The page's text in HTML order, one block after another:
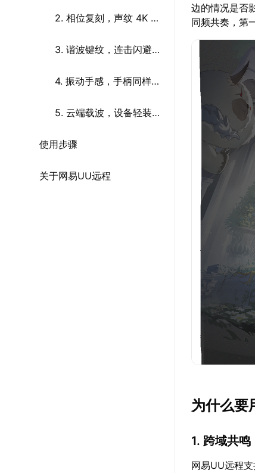
透次元壁
2. 相位复刻，声纹 4K 流
畅流转
3. 谐波键纹，连击闪避自
成频率
4. 振动手感，手柄同样兼
容
5. 云端载波，设备轻装启
动
使用步骤
关于网易UU远程
边的情况是否
同频共奏，第
为什么要
1. 跨域共
网易UU远程